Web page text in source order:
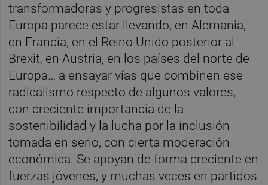
transformadoras y progresistas en toda
Europa parece estar llevando, en Alemania,
en Francia, en el Reino Unido posterior al
Brexit, en Austria, en los países del norte de
Europa… a ensayar vías que combinen ese
radicalismo respecto de algunos valores,
con creciente importancia de la
sostenibilidad y la lucha por la inclusión
tomada en serio, con cierta moderación
económica. Se apoyan de forma creciente en
fuerzas jóvenes, y muchas veces en partidos